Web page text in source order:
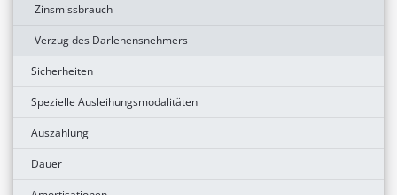
Zinsmissbrauch
Verzug des Darlehensnehmers
Sicherheiten
Spezielle Ausleihungsmodalitäten
Auszahlung
Dauer